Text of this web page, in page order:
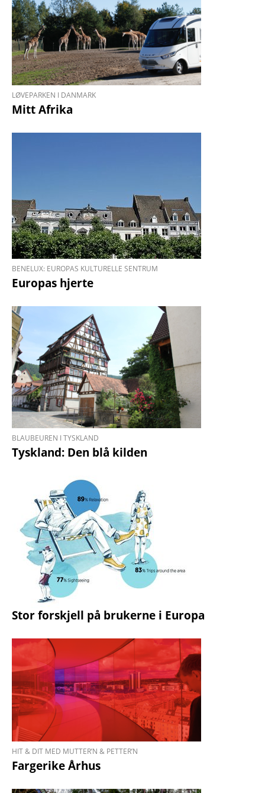
LØVEPARKEN I DANMARK
Mitt Afrika
BENELUX: EUROPAS KULTURELLE SENTRUM
Europas hjerte
BLAUBEUREN I TYSKLAND
Tyskland: Den blå kilden
Stor forskjell på brukerne i Europa
HIT & DIT MED MUTTER’N & PETTER’N
Fargerike Århus